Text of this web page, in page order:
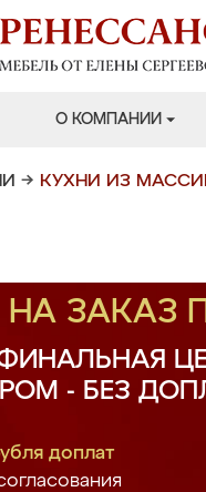
О КОМПАНИИ
→ КУХНИ ИЗ
НА ЗАКАЗ
- БЕЗ
доплат